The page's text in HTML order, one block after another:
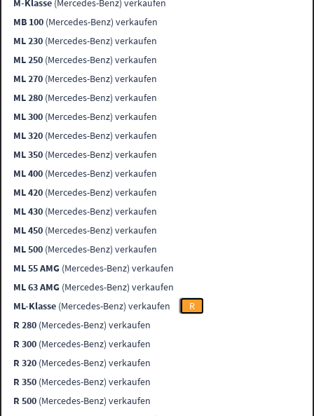
M-Klasse (Mercedes-Benz) verkaufen
MB 100 (Mercedes-Benz) verkaufen
ML 230 (Mercedes-Benz) verkaufen
ML 250 (Mercedes-Benz) verkaufen
ML 270 (Mercedes-Benz) verkaufen
ML 280 (Mercedes-Benz) verkaufen
ML 300 (Mercedes-Benz) verkaufen
ML 320 (Mercedes-Benz) verkaufen
ML 350 (Mercedes-Benz) verkaufen
ML 400 (Mercedes-Benz) verkaufen
ML 420 (Mercedes-Benz) verkaufen
ML 430 (Mercedes-Benz) verkaufen
ML 450 (Mercedes-Benz) verkaufen
ML 500 (Mercedes-Benz) verkaufen
ML 55 AMG (Mercedes-Benz) verkaufen
ML 63 AMG (Mercedes-Benz) verkaufen
ML-Klasse (Mercedes-Benz) verkaufen
R
R 280 (Mercedes-Benz) verkaufen
R 300 (Mercedes-Benz) verkaufen
R 320 (Mercedes-Benz) verkaufen
R 350 (Mercedes-Benz) verkaufen
R 500 (Mercedes-Benz) verkaufen